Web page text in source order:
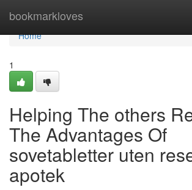
bookmarkloves
Home
Home
1
Helping The others
The Advantages Of
sovetabletter uten
apotek